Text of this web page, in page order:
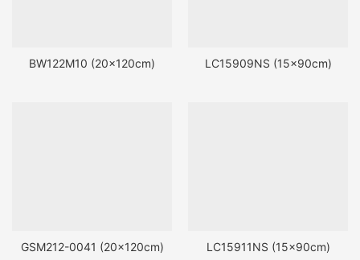
BW122M10 (20x120cm) LC15909NS (15x90cm)
GSM212-0041 (20x120cm) LC15911NS (15x90cm)